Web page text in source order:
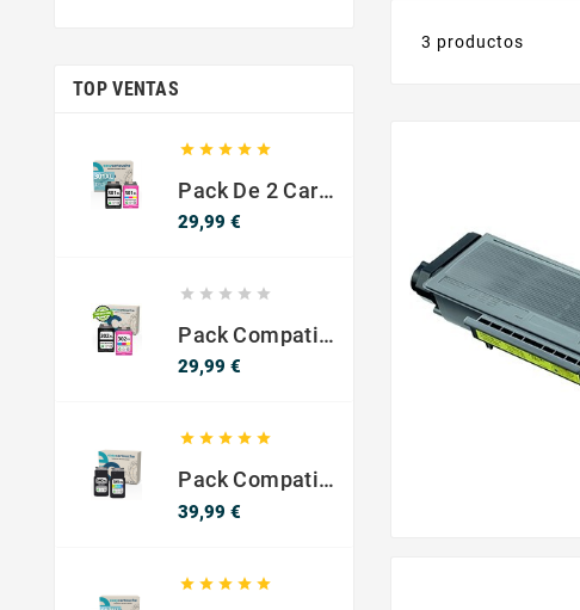
TOP VENTAS
    
Pack De 2 Cartuchos Compatibles Con HP 301 XL Negro Y Color
29,99 €
    
Pack Compatible Con HP 302 XL Negro Y Color - SIN NIVEL DE TINTA
29,99 €
    
Pack Compatible Canon PG-540 XL / CL-541 XL ? Negro Y Color ? Alta Capacidad
39,99 €
    
3 productos